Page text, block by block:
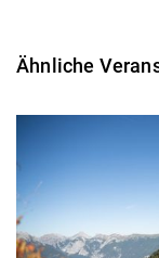
Ähnliche